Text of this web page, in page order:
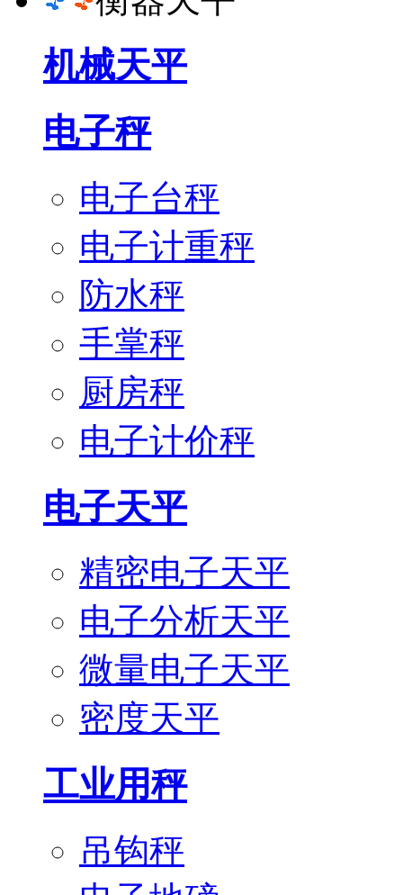
机械天平
电子秤
电子台秤
电子计重秤
防水秤
手掌秤
厨房秤
电子计价秤
电子天平
精密电子天平
电子分析天平
微量电子天平
密度天平
工业用秤
吊钩秤